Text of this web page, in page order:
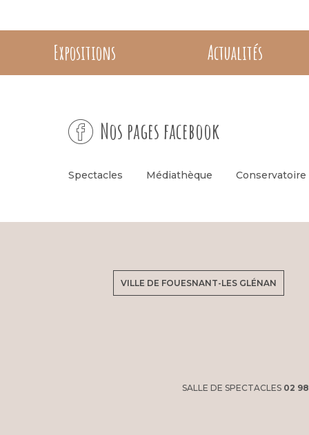
Expositions Actualités
Nos pages facebook
Spectacles Médiathèque Conservatoire
VILLE DE FOUESNANT-LES GLÉNAN
SALLE DE SPECTACLES 02